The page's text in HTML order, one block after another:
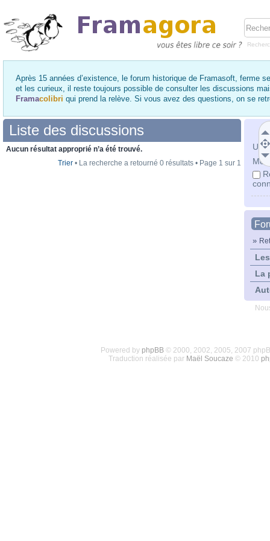
Après 15 années d’existence, le forum historique de Framasoft, ferme
et les curieux, il reste toujours possible de consulter les discussions
Framacolibri qui prend la relève. Si vous avez des questions, on se
Mot
»
La
Liste des discussions
Aucun résultat approprié n’a été trouvé.
Trier • La recherche a retourné 0 résultats • Page 1 sur 1
Powered by phpBB© 2000, 2002, 2005, 2007
Traduction réalisée par Maël Soucaze © 2010